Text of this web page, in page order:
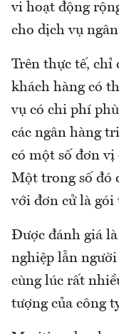
vi hoạt động
cho dịch vụ
Trên thực tế, chỉ
khách hàng có
vụ có chi phí
các ngân hàng
có một số đơn
Một trong số đó
với đơn cử là
Được đánh giá
nghiệp lẫn
cùng lúc rất
tượng của công